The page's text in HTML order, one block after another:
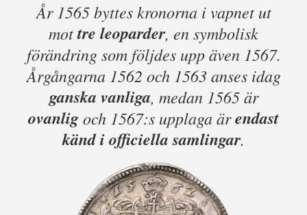
År 1565 byttes kronorna i vapnet ut
mottre leoparder, en symbolisk
förändring som följdes upp även 1567.
Årgångarna 1562 och 1563 anses idag
ganska vanliga, medan 1565 är
ovanligoch 1567:s upplaga ärendast
känd i officiella samlingar.